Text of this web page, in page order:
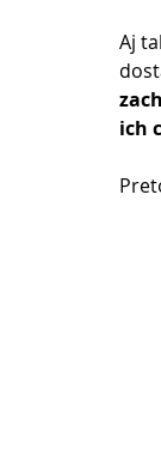
Aj
ich